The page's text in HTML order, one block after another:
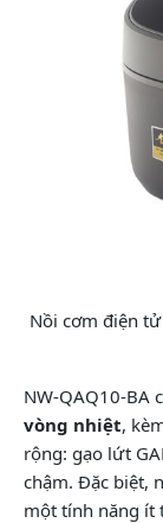
Nồi cơm điện
NW-QAQ10-BA
vòng nhiệt,
rộng: gạo lứt
chậm. Đặc biệt,
một tính năng ít